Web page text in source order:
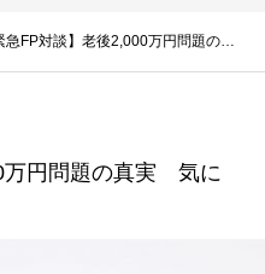
急FP対談】老後2,000万円問題の…
万円問題の真実 気に